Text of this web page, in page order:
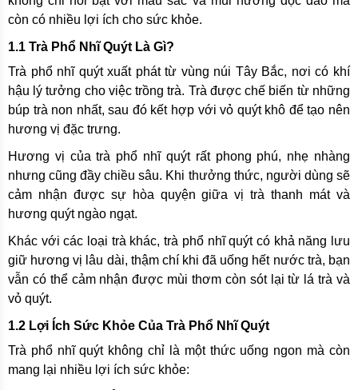
còn có nhiều lợi ích cho sức khỏe.
1.1 Trà Phổ Nhĩ Quýt Là Gì?
Trà phổ nhĩ quýt xuất phát từ vùng núi Tây Bắc, nơi có khí
hậu lý tưởng cho việc trồng trà. Trà được chế biến từ những
búp trà non nhất, sau đó kết hợp với vỏ quýt khô để tạo nên
hương vị đặc trưng.
Hương vị của trà phổ nhĩ quýt rất phong phú, nhẹ nhàng
nhưng cũng đầy chiều sâu. Khi thưởng thức, người dùng sẽ
cảm nhận được sự hòa quyện giữa vị trà thanh mát và
hương quýt ngào ngạt.
Khác với các loại trà khác, trà phổ nhĩ quýt có khả năng lưu
giữ hương vị lâu dài, thậm chí khi đã uống hết nước trà, bạn
vẫn có thể cảm nhận được mùi thơm còn sót lại từ lá trà và
vỏ quýt.
1.2 Lợi Ích Sức Khỏe Của Trà Phổ Nhĩ Quýt
Trà phổ nhĩ quýt không chỉ là một thức uống ngon mà còn
mang lại nhiều lợi ích sức khỏe: